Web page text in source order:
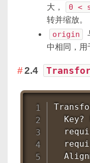
大，
0 <
转并缩放。
origin
中相同，用
2.4
Key?